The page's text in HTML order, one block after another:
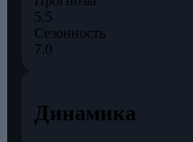
5.5
Сезонность
7.0
Динамика